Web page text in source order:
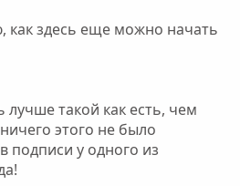
как здесь еще можно начать
лучше такой как есть, чем
этого не было
подписи у одного из